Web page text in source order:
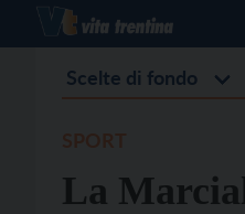
Scelte di fondo
La